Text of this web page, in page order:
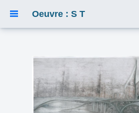
Oeuvre : S T